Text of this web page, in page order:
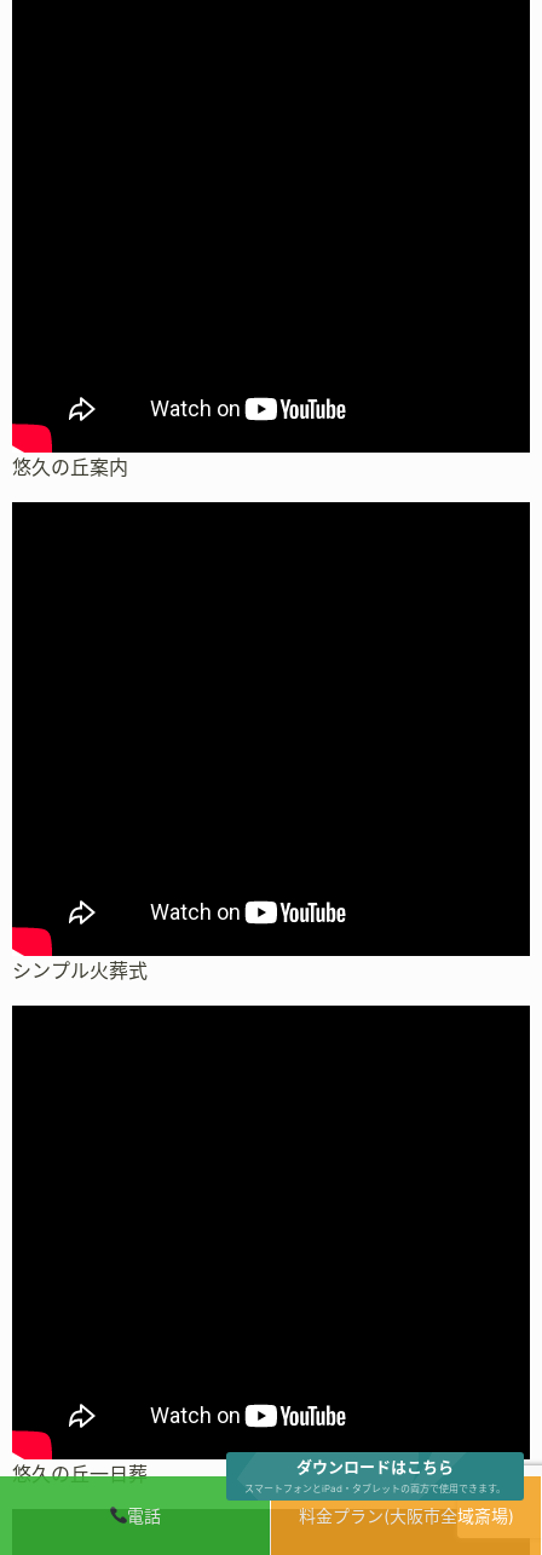
電話 料金プラン(大阪市全域斎場)
悠久の丘案内
シンプル火葬式
悠久の丘一日葬 ダウンロードはこちら
スマートフォンとiPad・タブレットの両方で使用できます。